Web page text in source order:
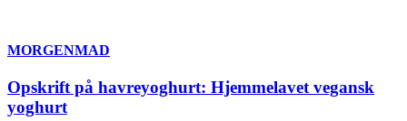
MORGENMAD
Opskrift på havreyoghurt: Hjemmelavet vegansk
yoghurt